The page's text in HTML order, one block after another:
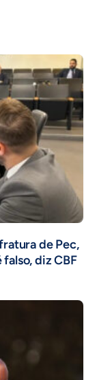
de Pec,
diz CBF